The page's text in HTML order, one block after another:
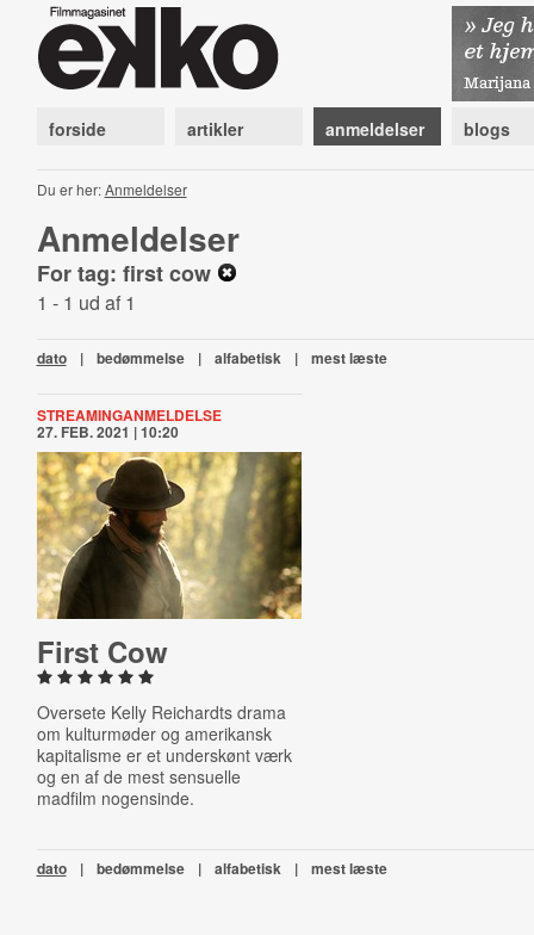
forside artikler anmeldelser blogs
Du er her:Anmeldelser
Anmeldelser
For tag: first cow
1 - 1 ud af 1
dato | bedømmelse | alfabetisk | mest læste
STREAMINGANMELDELSE
27. FEB. 2021 | 10:20
First Cow
Oversete Kelly Reichardts drama
om kulturmøder og amerikansk
kapitalisme er et underskønt værk
og en af de mest sensuelle
madfilm nogensinde.
dato | bedømmelse | alfabetisk | mest læste